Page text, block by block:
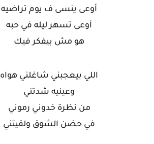
أوعى ينسى ف يوم تراضيه
أوعى تسهر ليله في حبه
هو مش بيفكر فيك
اللي بيعجبني شاغلني هواه
وعينيه شدتني
من نظرة خدوني رموني
في حضن الشوق ولقيتني